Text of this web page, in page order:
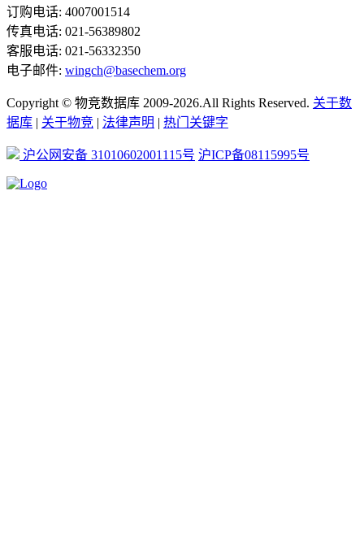
订购电话: 4007001514
传真电话: 021-56389802
客服电话: 021-56332350
电子邮件: wingch@basechem.org
Copyright © 物竞数据库 2009-2026.All Rights Reserved. 关于数
据库 | 关于物竞 | 法律声明 | 热门关键字
沪公网安备 31010602001115号 沪ICP备08115995号